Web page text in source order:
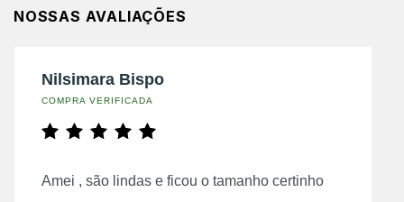
NOSSAS AVALIAÇÕES
Nilsimara Bispo
COMPRA VERIFICADA
Amei , são lindas e ficou o tamanho certinho